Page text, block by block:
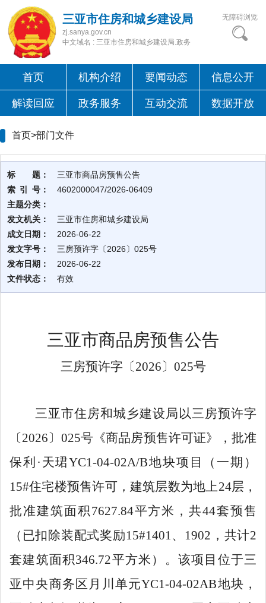
三亚市住房和城乡建设局
zj.sanya.gov.cn
中文域名 : 三亚市住房和城乡建设局.政务
无障碍浏览
首页 机构介绍 要闻动态 信息公开
解读回应 政务服务 互动交流 数据开放
首页>部门文件
标 题：
三亚市商品房预售公告
索 引 号：
4602000047/2026-06409
主题分类：
发文机关：
三亚市住房和城乡建设局
成文日期：
2026-06-22
发文字号：
三房预许字〔2026〕025号
发布日期：
2026-06-22
文件状态：
有效
三亚市商品房预售公告
三房预许字〔2026〕 025号
三亚市住房和城乡建设局以三房预许字
〔2026〕 025号《商品房预售许可证》，批准
保利 · 天珺YC1-04-02A/B地块项目（一期）
1 5#住宅楼预售许可，建筑层数为地上24层，
批准建筑面积 7627.84平方米，共44套预售
（已扣除装配式奖励15#1401 、 1902 ， 共计2
套建筑面积346.72平方米）。该项目位于三
亚中央商务区月川单元YC1-04-02AB地块，